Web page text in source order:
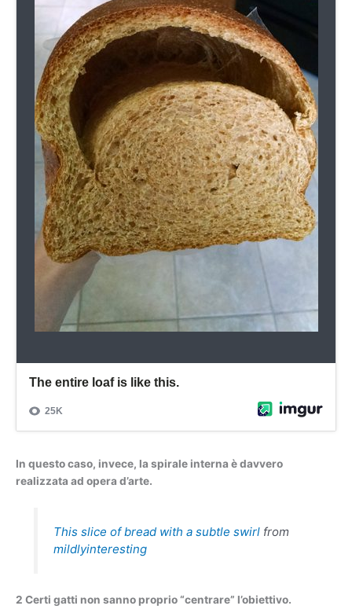
In questo caso, invece, la spirale interna è davvero
realizzata ad opera d’arte.
This slice of bread with a subtle swirlfrom
mildlyinteresting
2 Certi gatti non sanno proprio “centrare” l’obiettivo.